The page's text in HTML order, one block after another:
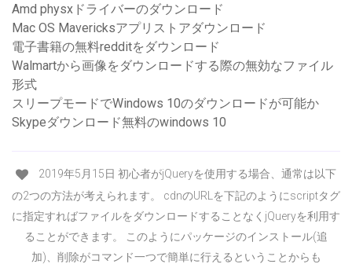
Amd physxドライバーのダウンロード
Mac OS Mavericksアプリストアダウンロード
電子書籍の無料redditをダウンロード
Walmartから画像をダウンロードする際の無効なファイル
形式
スリープモードでWindows 10のダウンロードが可能か
Skypeダウンロード無料のwindows 10
2019年5月15日 初心者がjQueryを使用する場合、通常は以下
の2つの方法が考えられます。 cdnのURLを下記のようにscriptタグ
に指定すればファイルをダウンロードすることなくjQueryを利用す
ることができます。 このようにパッケージのインストール(追
加)、削除がコマンド一つで簡単に行えるということからも